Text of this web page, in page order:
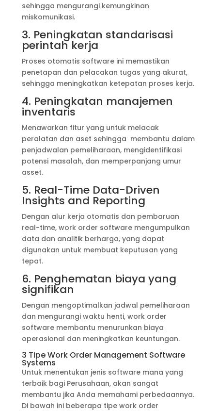
sehingga mengurangi kemungkinan
miskomunikasi.
3. Peningkatan standarisasi
perintah kerja
Proses otomatis software ini memastikan
penetapan dan pelacakan tugas yang akurat,
sehingga meningkatkan ketepatan proses kerja.
4. Peningkatan manajemen
inventaris
Menawarkan fitur yang untuk melacak
peralatan dan aset sehingga membantu dalam
penjadwalan pemeliharaan, mengidentifikasi
potensi masalah, dan memperpanjang umur
asset.
5. Real-Time Data-Driven
Insights and Reporting
Dengan alur kerja otomatis dan pembaruan
real-time, work order software mengumpulkan
data dan analitik berharga, yang dapat
digunakan untuk membuat keputusan yang
tepat.
6. Penghematan biaya yang
signifikan
Dengan mengoptimalkan jadwal pemeliharaan
dan mengurangi waktu henti, work order
software membantu menurunkan biaya
operasional dan meningkatkan keuntungan.
3 Tipe Work Order Management Software
Systems
Untuk menentukan jenis software mana yang
terbaik bagi Perusahaan, akan sangat
membantu jika Anda memahami perbedaannya.
Di bawah ini beberapa tipe work order